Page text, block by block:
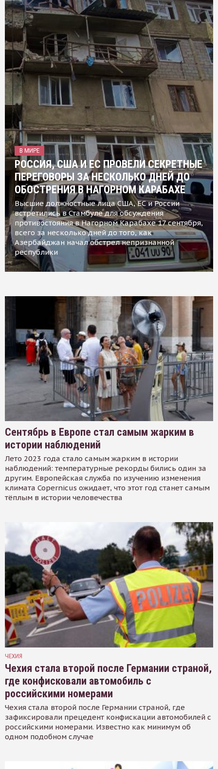
В МИРЕ
РОССИЯ, США И ЕС ПРОВЕЛИ СЕКРЕТНЫЕ
ПЕРЕГОВОРЫ ЗА НЕСКОЛЬКО ДНЕЙ ДО
ОБОСТРЕНИЯ В НАГОРНОМ КАРАБАХЕ
Высшие должностные лица США, ЕС и России
встретились в Стамбуле для обсуждения
противостояния в Нагорном Карабахе 17 сентября,
всего за несколько дней до того, как
Азербайджан начал обстрел непризнанной
республики
Сентябрь в Европе стал самым жарким в
истории наблюдений
Лето 2023 года стало самым жарким в истории
наблюдений: температурные рекорды бились один за
другим. Европейская служба по изучению изменения
климата Copernicus ожидает, что этот год станет самым
тёплым в истории человечества
ЧЕХИЯ
Чехия стала второй после Германии страной,
где конфисковали автомобиль с
российскими номерами
Чехия стала второй после Германии страной, где
зафиксировали прецедент конфискации автомобилей с
российскими номерами. Известно как минимум об
одном подобном случае